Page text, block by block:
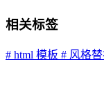
相关标签
# html 模板 # 风格